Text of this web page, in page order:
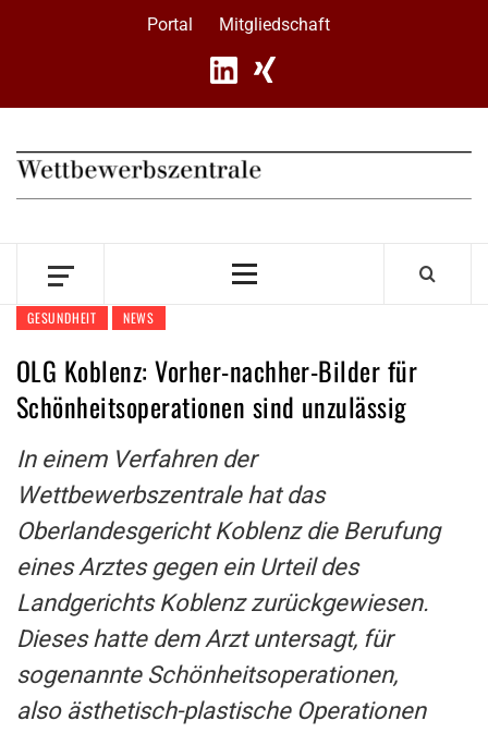
Portal Mitgliedschaft
Primary
GESUNDHEIT NEWS
OLG Koblenz: Vorher-nachher-Bilder für
Schönheitsoperationen sind unzulässig
In einem Verfahren der
Wettbewerbszentrale hat das
Oberlandesgericht Koblenz die Berufung
eines Arztes gegen ein Urteil des
Landgerichts Koblenz zurückgewiesen.
Dieses hatte dem Arzt untersagt, für
sogenannte Schönheitsoperationen,
also ästhetisch-plastische Operationen